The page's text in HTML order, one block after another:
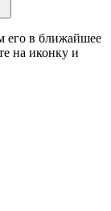
его в ближайшее
на иконку и